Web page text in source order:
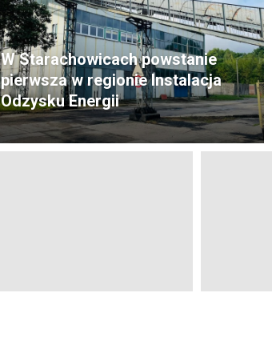
W Starachowicach powstanie
pierwsza w regionie Instalacja
Odzysku Energii